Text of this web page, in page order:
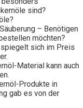
sind?
– Benötigen
möchten?
sich im Preis
Material kann auch
Produkte in
gab es von der